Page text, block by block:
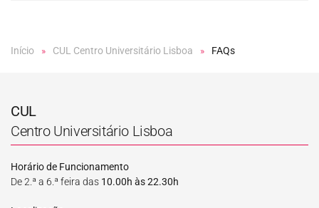
Início CUL Centro Universitário Lisboa FAQs
CUL
Centro Universitário Lisboa
Horário de Funcionamento
De 2.ª a 6.ª feira das 10.00h às 22.30h